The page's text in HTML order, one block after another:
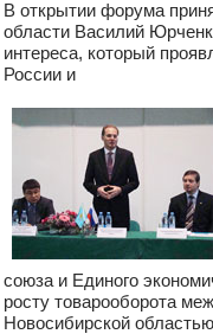
В открытии форума
области Василий
интереса, который
России и
союза и Единого
росту товарооборота
Новосибирской